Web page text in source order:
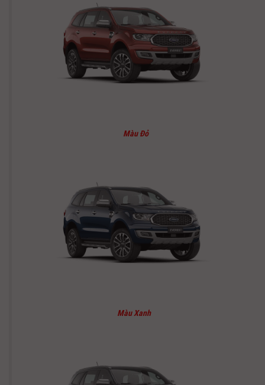
Màu Đỏ
Màu Xanh